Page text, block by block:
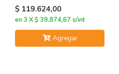
$ 119.624,00
en 3 X $ 39.874,67 s/int
Agregar